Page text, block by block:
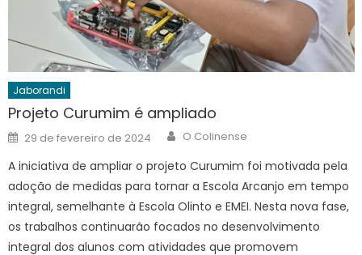
Jaborandi
Projeto Curumim é ampliado
Posted
on
29 de fevereiro de 2024 Author
O Colinense
A iniciativa de ampliar o projeto Curumim foi motivada pela
adoção de medidas para tornar a Escola Arcanjo em tempo
integral, semelhante à Escola Olinto e EMEI. Nesta nova fase,
os trabalhos continuarão focados no desenvolvimento
integral dos alunos com atividades que promovem